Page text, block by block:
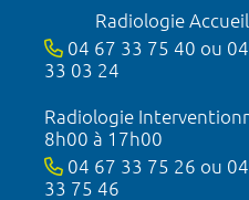
Radiologie
04 67 33 75 40 ou
33 03 24
Radiologie
8h00 à 17h00
04 67 33 75 26 ou
33 75 46